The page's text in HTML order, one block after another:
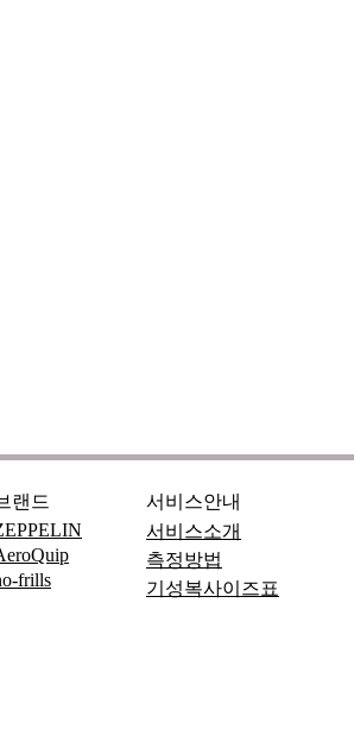
랜드
frills
서비스안내
서비스소개
측정방법
기성복사이즈표